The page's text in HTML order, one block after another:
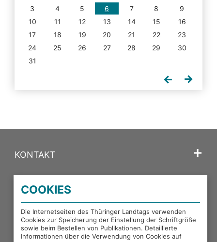
3
4 5 6 7 8
9
10
11 12 13 14 15
16
17
18 19 20 21 22
23
24
25 26 27 28 29
30
31
KONTAKT
PORTALE DES THÜRINGER LANDTAGS
EXTERNE LINKS
COOKIES
Die Internetseiten des Thüringer Landtags verwenden
Cookies zur Speicherung der Einstellung der Schriftgröße
sowie beim Bestellen von Publikationen. Detaillierte
Informationen über die Verwendung von Cookies auf